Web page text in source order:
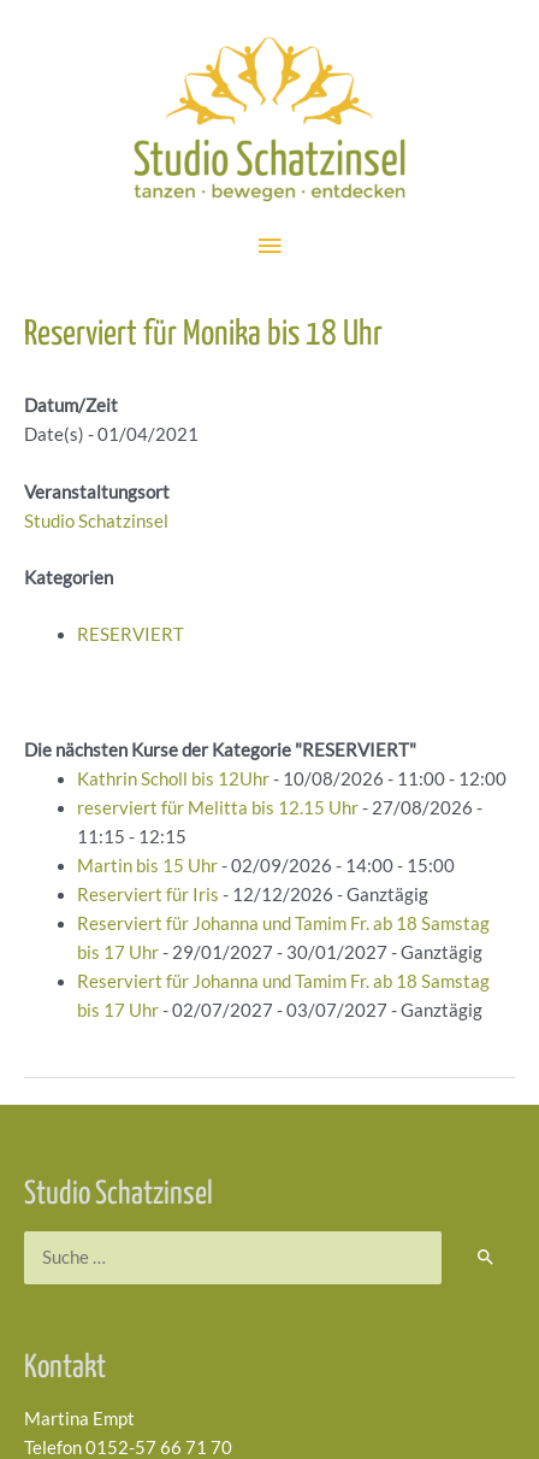
Hauptmenü
Reserviert für Monika bis 18 Uhr
Datum/Zeit
Date(s) - 01/04/2021
Veranstaltungsort
Studio Schatzinsel
Kategorien
RESERVIERT
Die nächsten Kurse der Kategorie "RESERVIERT"
Kathrin Scholl bis 12Uhr- 10/08/2026 - 11:00 - 12:00
reserviert für Melitta bis 12.15 Uhr- 27/08/2026 -
11:15 - 12:15
Martin bis 15 Uhr- 02/09/2026 - 14:00 - 15:00
Reserviert für Iris - 12/12/2026 - Ganztägig
Reserviert für Johanna und Tamim Fr. ab 18 Samstag
bis 17 Uhr- 29/01/2027 - 30/01/2027 - Ganztägig
Reserviert für Johanna und Tamim Fr. ab 18 Samstag
bis 17 Uhr- 02/07/2027 - 03/07/2027 - Ganztägig
Studio Schatzinsel
Kontakt
Martina Empt
Telefon 0152-57 66 71 70